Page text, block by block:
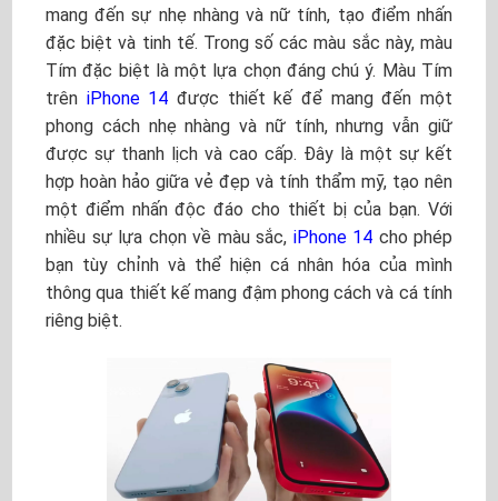
mang đến sự nhẹ nhàng và nữ tính, tạo điểm nhấn
đặc biệt và tinh tế. Trong số các màu sắc này, màu
Tím đặc biệt là một lựa chọn đáng chú ý. Màu Tím
trên iPhone 14 được thiết kế để mang đến một
phong cách nhẹ nhàng và nữ tính, nhưng vẫn giữ
được sự thanh lịch và cao cấp. Đây là một sự kết
hợp hoàn hảo giữa vẻ đẹp và tính thẩm mỹ, tạo nên
một điểm nhấn độc đáo cho thiết bị của bạn. Với
nhiều sự lựa chọn về màu sắc, iPhone 14 cho phép
bạn tùy chỉnh và thể hiện cá nhân hóa của mình
thông qua thiết kế mang đậm phong cách và cá tính
riêng biệt.